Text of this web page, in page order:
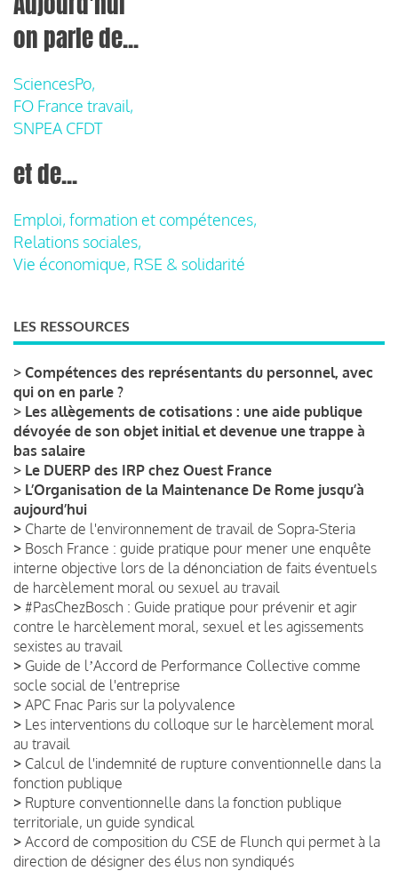
on parle de...
SciencesPo,
FO France travail,
SNPEA CFDT
et de...
Emploi, formation et compétences,
Relations sociales,
Vie économique, RSE & solidarité
LES RESSOURCES
> Compétences des représentants du personnel, avec
qui on en parle ?
> Les allègements de cotisations : une aide publique
dévoyée de son objet initial et devenue une trappe à
bas salaire
> Le DUERP des IRP chez Ouest France
> L’Organisation de la Maintenance De Rome jusqu’à
aujourd’hui
> Charte de l'environnement de travail de Sopra-Steria
> Bosch France : guide pratique pour mener une enquête
interne objective lors de la dénonciation de faits éventuels
de harcèlement moral ou sexuel au travail
> #PasChezBosch : Guide pratique pour prévenir et agir
contre le harcèlement moral, sexuel et les agissements
sexistes au travail
> Guide de lʼAccord de Performance Collective comme
socle social de l'entreprise
> APC Fnac Paris sur la polyvalence
> Les interventions du colloque sur le harcèlement moral
au travail
> Calcul de l'indemnité de rupture conventionnelle dans la
fonction publique
> Rupture conventionnelle dans la fonction publique
territoriale, un guide syndical
> Accord de composition du CSE de Flunch qui permet à la
direction de désigner des élus non syndiqués